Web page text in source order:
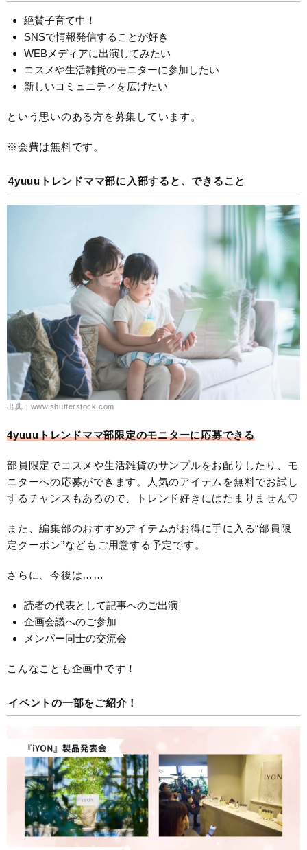
絶賛子育て中！
SNSで情報発信することが好き
WEBメディアに出演してみたい
コスメや生活雑貨のモニターに参加したい
新しいコミュニティを広げたい
という思いのある方を募集しています。
※会費は無料です。
4yuuuトレンドママ部に入部すると、できること
出典：www.shutterstock.com
4yuuuトレンドママ部限定のモニターに応募できる
部員限定でコスメや生活雑貨のサンプルをお配りしたり、モ
ニターへの応募ができます。人気のアイテムを無料でお試し
するチャンスもあるので、トレンド好きにはたまりません♡
また、編集部のおすすめアイテムがお得に手に入る“部員限
定クーポン”などもご用意する予定です。
さらに、今後は……
読者の代表として記事へのご出演
企画会議へのご参加
メンバー同士の交流会
こんなことも企画中です！
イベントの一部をご紹介！